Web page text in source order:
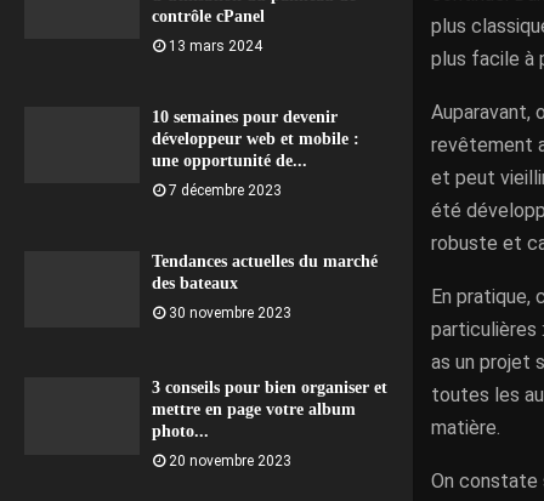
contrôle cPanel
13 mars 2024
10 semaines pour devenir
développeur web et mobile :
une opportunité de...
7 décembre 2023
Tendances actuelles du marché
des bateaux
30 novembre 2023
3 conseils pour bien organiser et
mettre en page votre album
photo...
20 novembre 2023
plus
plus facile à
Auparavant,
revêtement
et peut
été
robuste et
En pratique,
particulières
as un projet
toutes les
matière.
On constate